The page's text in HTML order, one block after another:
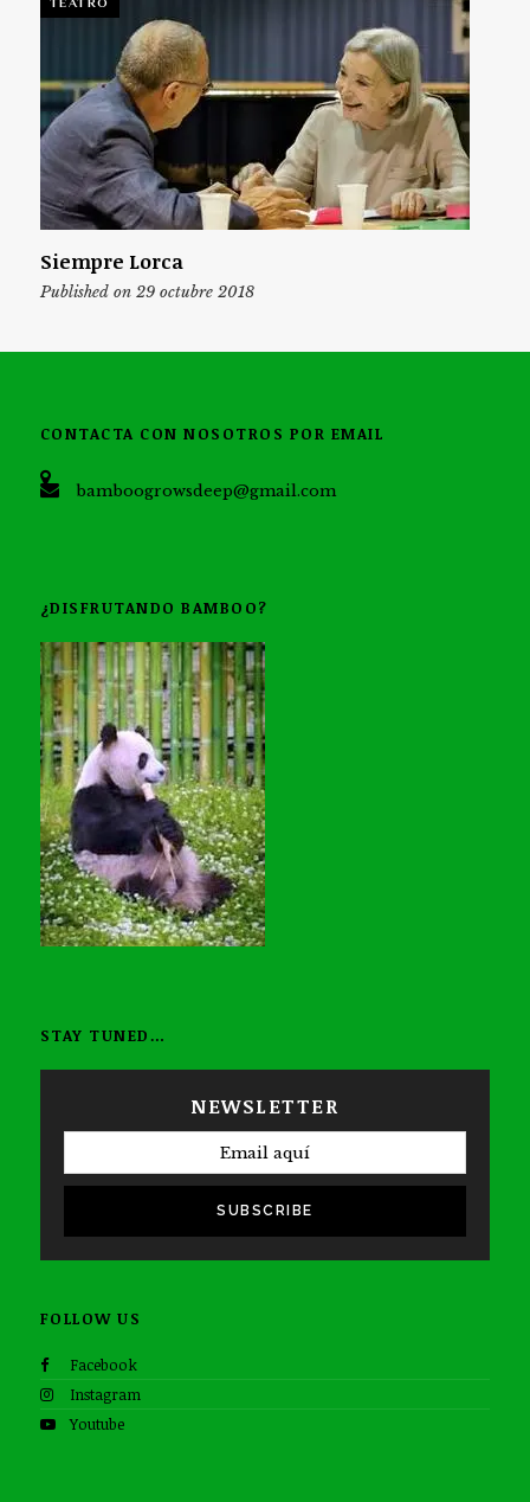
Siempre Lorca
Published on 29 octubre 2018
CONTACTA CON NOSOTROS POR EMAIL
bamboogrowsdeep@gmail.com
¿DISFRUTANDO BAMBOO?
STAY TUNED…
NEWSLETTER
SUBSCRIBE
FOLLOW US
Facebook
Instagram
Youtube